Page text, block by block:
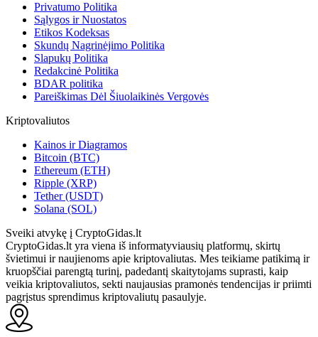
Privatumo Politika
Sąlygos ir Nuostatos
Etikos Kodeksas
Skundų Nagrinėjimo Politika
Slapukų Politika
Redakcinė Politika
BDAR politika
Pareiškimas Dėl Šiuolaikinės Vergovės
Kriptovaliutos
Kainos ir Diagramos
Bitcoin (BTC)
Ethereum (ETH)
Ripple (XRP)
Tether (USDT)
Solana (SOL)
Sveiki atvykę į CryptoGidas.lt
CryptoGidas.lt yra viena iš informatyviausių platformų, skirtų
švietimui ir naujienoms apie kriptovaliutas. Mes teikiame patikimą ir
kruopščiai parengtą turinį, padedantį skaitytojams suprasti, kaip
veikia kriptovaliutos, sekti naujausias pramonės tendencijas ir priimti
pagrįstus sprendimus kriptovaliutų pasaulyje.